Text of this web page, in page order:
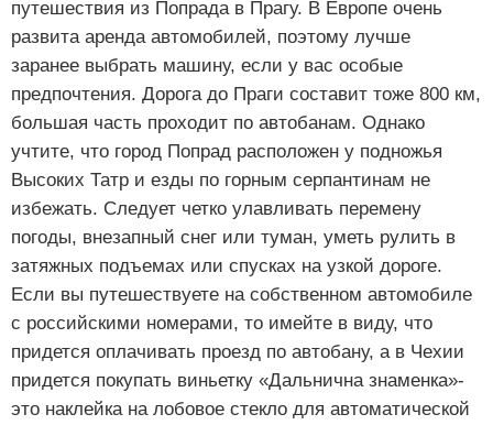
путешествия из Попрада в Прагу. В Европе очень
развита аренда автомобилей, поэтому лучше
заранее выбрать машину, если у вас особые
предпочтения. Дорога до Праги составит тоже 800 км,
большая часть проходит по автобанам. Однако
учтите, что город Попрад расположен у подножья
Высоких Татр и езды по горным серпантинам не
избежать. Следует четко улавливать перемену
погоды, внезапный снег или туман, уметь рулить в
затяжных подъемах или спусках на узкой дороге.
Если вы путешествуете на собственном автомобиле
с российскими номерами, то имейте в виду, что
придется оплачивать проезд по автобану, а в Чехии
придется покупать виньетку «Дальнична знаменка»-
это наклейка на лобовое стекло для автоматической